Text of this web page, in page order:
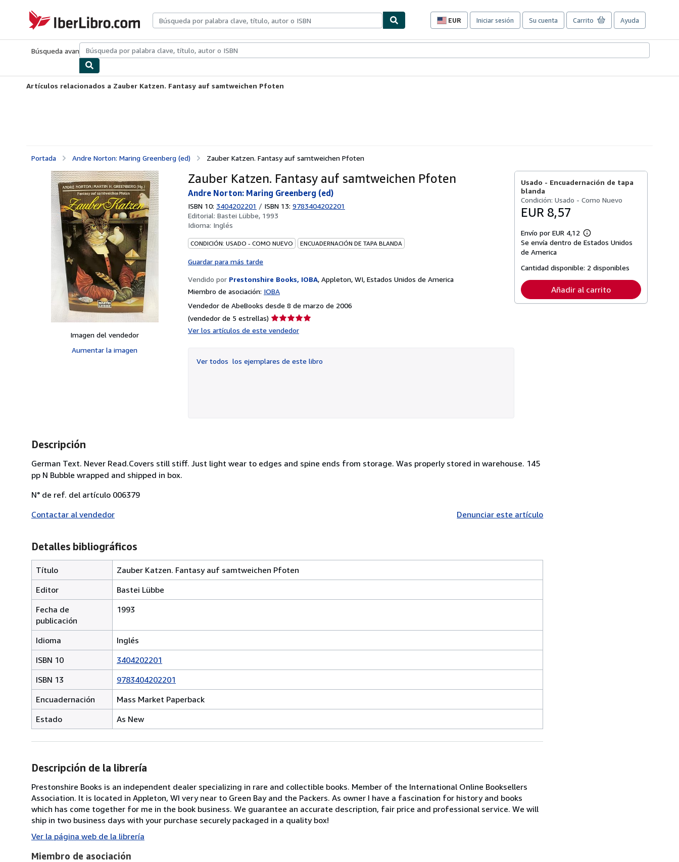
IberLibro.com
EUR
Preferencias
compra
sitio.
Iniciar sesión Su cuenta Carrito Ayuda
Búsqueda avanzadaColecciones Libros antiguosArte y coleccionismo
Artículos relacionados a Zauber Katzen. Fantasy auf samtweichen Pfoten
Portada Andre Norton: Maring Greenberg (ed) Zauber Katzen. Fantasy auf samtweichen Pfoten
Imagen del vendedor
Aumentar la imagen
Zauber Katzen. Fantasy auf samtweichen Pfoten
Andre Norton: Maring Greenberg (ed)
ISBN 10: 3404202201 / ISBN 13: 9783404202201
Editorial: Bastei Lübbe, 1993
Idioma: Inglés
CONDICIÓN: USADO - COMO NUEVO ENCUADERNACIÓN DE TAPA BLANDA
Guardar para más tarde
Vendido por Prestonshire Books, IOBA, Appleton, WI, Estados Unidos de America
Miembro de asociación: IOBA
Vendedor de AbeBooks desde 8 de marzo de 2006
(vendedor de 5 estrellas) Calificación
Ver los artículos de este vendedor
Ver todos los ejemplares de este libro
Usado - Encuadernación de tapa
blanda
Condición: Usado - Como Nuevo
EUR 8,57
Envío por EUR 4,12
Más
información
tarifas
envío
Se envía dentro de Estados Unidos
de America
Cantidad disponible: 2 disponibles
Añadir al carrito
Descripción
German Text. Never Read.Covers still stiff. Just light wear to edges and spine ends from storage. Was properly stored in warehouse. 145
pp N Bubble wrapped and shipped in box.
N° de ref. del artículo 006379
Contactar al vendedor
Denunciar este artículo
Detalles bibliográficos
Título
Zauber Katzen. Fantasy auf samtweichen Pfoten
Editor
Bastei Lübbe
Fecha de
publicación
1993
Idioma
Inglés
ISBN 10
3404202201
ISBN 13
9783404202201
Encuadernación
Mass Market Paperback
Estado
As New
Descripción de la librería
Prestonshire Books is an independent dealer specializing in rare and collectible books. Member of the International Online Booksellers
Association. It is located in Appleton, WI very near to Green Bay and the Packers. As owner I have a fascination for history and books
which has come together for me in the book business. We guarantee an accurate description, fair price and professional service. We will
ship in two business days with your purchase securely packaged in a quality box!
Ver la página web de la librería
Miembro de asociación